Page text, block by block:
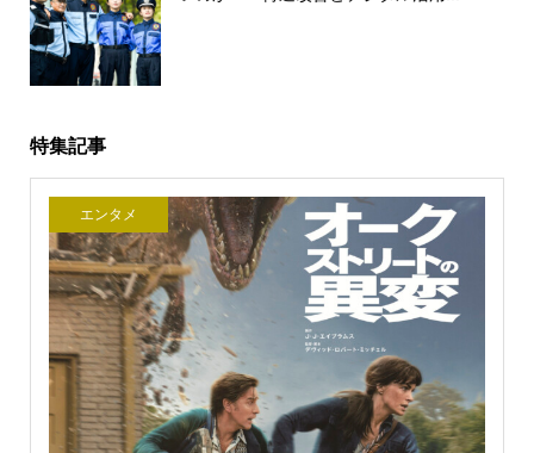
特集記事
エンタメ